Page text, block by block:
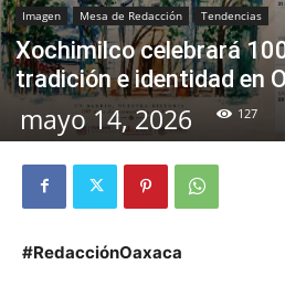
Imagen Mesa de Redacción Tendencias
Xochimilco celebrará
tradición e identidad en
mayo 14, 2026 127
#RedacciónOaxaca